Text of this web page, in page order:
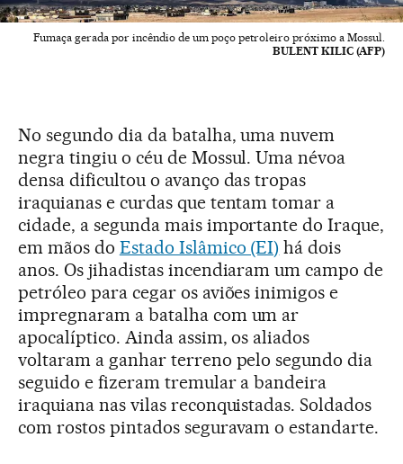
Fumaça gerada por incêndio de um poço petroleiro próximo a Mossul.
BULENT KILIC (AFP)
No segundo dia da batalha, uma nuvem
negra tingiu o céu de Mossul. Uma névoa
densa dificultou o avanço das tropas
iraquianas e curdas que tentam tomar a
cidade, a segunda mais importante do Iraque,
em mãos do Estado Islâmico (EI) há dois
anos. Os jihadistas incendiaram um campo de
petróleo para cegar os aviões inimigos e
impregnaram a batalha com um ar
apocalíptico. Ainda assim, os aliados
voltaram a ganhar terreno pelo segundo dia
seguido e fizeram tremular a bandeira
iraquiana nas vilas reconquistadas. Soldados
com rostos pintados seguravam o estandarte.